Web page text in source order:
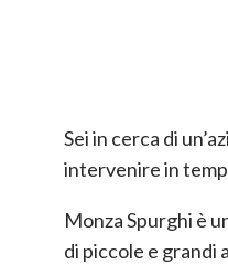
Sei in cerca di
intervenire in
Monza Spurghi è
di piccole e grandi